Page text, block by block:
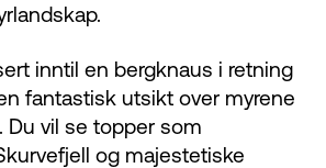
inntil en bergknaus i retning
fantastisk utsikt over myrene
Du vil se topper som
og majestetiske